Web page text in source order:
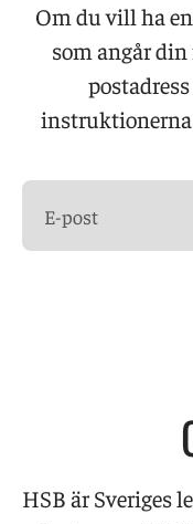
Om du vill ha
som angår
instruktionerna
HSB är Sveriges